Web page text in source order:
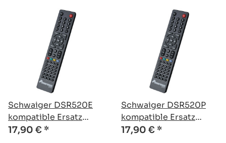
Schwaiger DSR520E
kompatible Ersatz
Fernbedienung
17,90 € *
Schwaiger DSR520P
kompatible Ersatz
Fernbedienung
17,90 € *